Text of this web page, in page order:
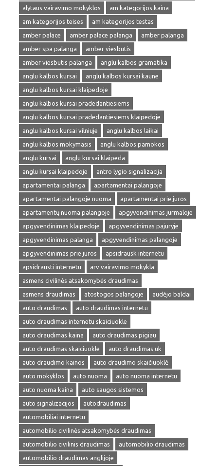
alytaus vairavimo mokyklos
am kategorijos kaina
am kategorijos teises
am kategorijos testas
amber palace
amber palace palanga
amber palanga
amber spa palanga
amber viesbutis
amber viesbutis palanga
anglu kalbos gramatika
anglu kalbos kursai
anglu kalbos kursai kaune
anglu kalbos kursai klaipedoje
anglu kalbos kursai pradedantiesiems
anglu kalbos kursai pradedantiesiems klaipedoje
anglu kalbos kursai vilniuje
anglu kalbos laikai
anglu kalbos mokymasis
anglu kalbos pamokos
anglu kursai
anglu kursai klaipeda
anglu kursai klaipedoje
antro lygio signalizacija
apartamentai palanga
apartamentai palangoje
apartamentai palangoje nuoma
apartamentai prie juros
apartamentų nuoma palangoje
apgyvendinimas jurmaloje
apgyvendinimas klaipedoje
apgyvendinimas pajuryje
apgyvendinimas palanga
apgyvendinimas palangoje
apgyvendinimas prie juros
apsidrausk internetu
apsidrausti internetu
arv vairavimo mokykla
asmens civilinės atsakomybės draudimas
asmens draudimas
atostogos palangoje
audėjo baldai
auto draudimas
auto draudimas internetu
auto draudimas internetu skaiciuokle
auto draudimas kaina
auto draudimas pigiau
auto draudimas skaiciuokle
auto draudimas uk
auto draudimo kainos
auto draudimo skaičiuoklė
auto mokyklos
auto nuoma
auto nuoma internetu
auto nuoma kaina
auto saugos sistemos
auto signalizacijos
autodraudimas
automobiliai internetu
automobilio civilinės atsakomybės draudimas
automobilio civilinis draudimas
automobilio draudimas
automobilio draudimas anglijoje